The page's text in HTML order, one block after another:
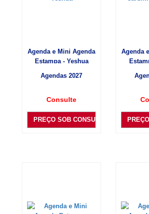
Agenda e Mini Agenda
Estampa - Yeshua
Agendas 2027
Consulte
PREÇO SOB CONSULTA
Agenda